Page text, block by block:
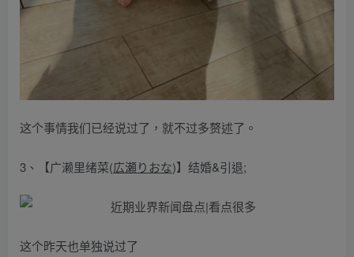
这个事情我们已经说过了，就不过多赘述了。
3、【广濑里绪菜(広瀬りおな)】结婚&引退;
这个昨天也单独说过了